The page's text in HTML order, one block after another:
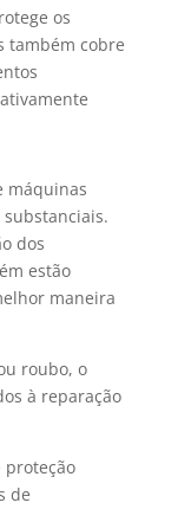
os
também cobre
máquinas
dos
estão
maneira
roubo, o
à reparação
proteção
de